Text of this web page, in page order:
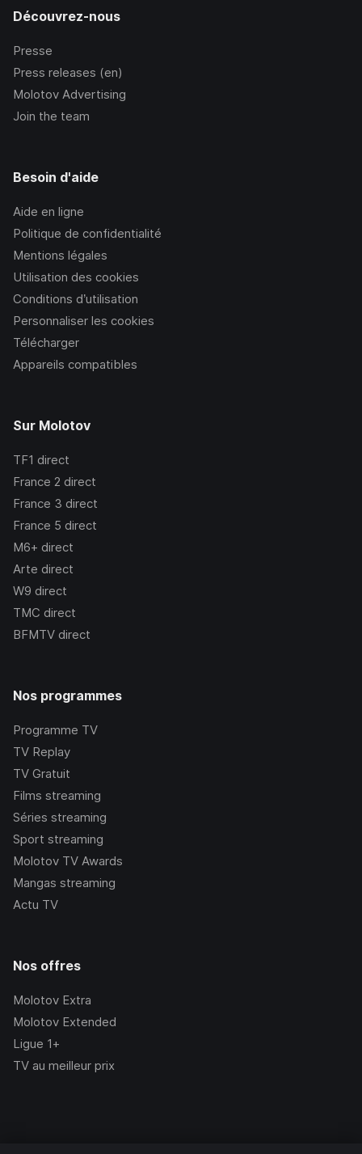
Découvrez-nous
Presse
Press releases (en)
Molotov Advertising
Join the team
Besoin d'aide
Aide en ligne
Politique de confidentialité
Mentions légales
Utilisation des cookies
Conditions d’utilisation
Personnaliser les cookies
Télécharger
Appareils compatibles
Sur Molotov
TF1 direct
France 2 direct
France 3 direct
France 5 direct
M6+ direct
Arte direct
W9 direct
TMC direct
BFMTV direct
Nos programmes
Programme TV
TV Replay
TV Gratuit
Films streaming
Séries streaming
Sport streaming
Molotov TV Awards
Mangas streaming
Actu TV
Nos offres
Molotov Extra
Molotov Extended
Ligue 1+
TV au meilleur prix